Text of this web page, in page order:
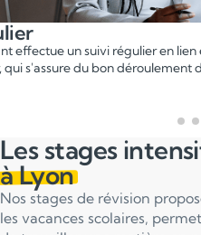
premier cours
pédagogique vous met en
le plus adapté en fonction du
Les stages
à Lyon
Nos stages de révision
les vacances scolaires,